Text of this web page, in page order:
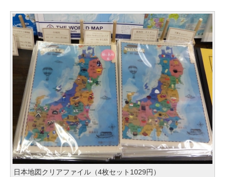
日本地図クリアファイル（4枚セット1029円）